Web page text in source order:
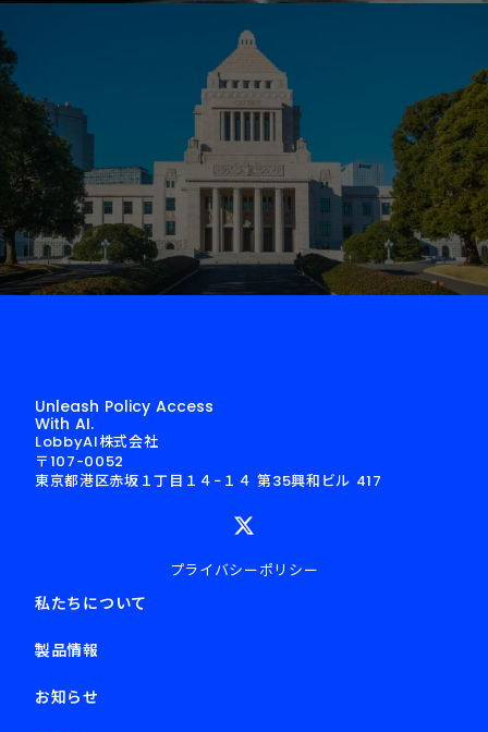
Unleash Policy Access
With AI.
LobbyAI株式会社
〒107-0052
東京都港区赤坂１丁目１４−１４ 第35興和ビル 417
プライバシーポリシー
私たちについて
製品情報
お知らせ